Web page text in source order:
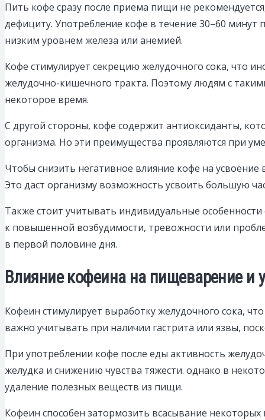
Пить кофе сразу после приема пищи не
дефициту. Употребление кофе в течение 30–60
низким уровнем железа или анемией.
Кофе стимулирует секрецию желудочного сока, что
желудочно-кишечного тракта. Поэтому людям с
некоторое время.
С другой стороны, кофе содержит антиоксиданты,
организма. Но эти преимущества проявляются при
Чтобы снизить негативное влияние кофе на
Это даст организму возможность усвоить большую
Также стоит учитывать индивидуальные
к повышенной возбудимости, тревожности или
в первой половине дня.
Влияние кофеина на пищеварение и
Кофеин стимулирует выработку желудочного сока,
важно учитывать при наличии гастрита или язвы,
При употреблении кофе после еды активность
желудка и снижению чувства тяжести. однако в
удаление полезных веществ из пищи.
Кофеин способен затормозить всасывание